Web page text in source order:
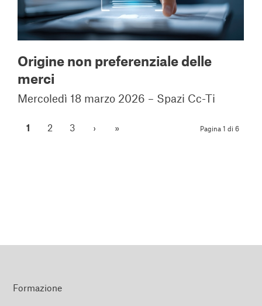
Origine non preferenziale delle
merci
Mercoledì 18 marzo 2026 – Spazi Cc-Ti
Pagina 1 di 6
1 2 3 › »
Formazione